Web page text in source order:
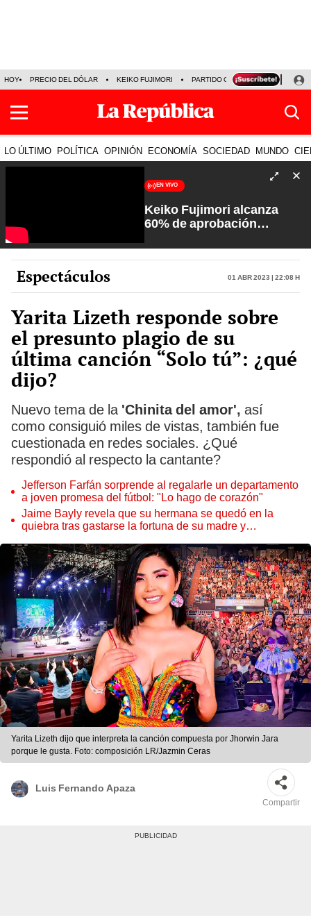
HOY PRECIO DEL DÓLAR KEIKO FUJIMORI PARTIDO OBRAS ARMONÍA 10
LO ÚLTIMO POLÍTICA OPINIÓN ECONOMÍA SOCIEDAD MUNDO
EN VIVO
Keiko Fujimori alcanza
60% de aprobación
Rosa María Palacios
Espectáculos 01 Abr 2023 | 22:08 h
Yarita Lizeth responde sobre
el presunto plagio de su
última canción “Solo tú”: ¿qué
dijo?
Nuevo tema de la 'Chinita del amor', así
como consiguió miles de vistas, también fue
cuestionada en redes sociales. ¿Qué
respondió al respecto la cantante?
Jefferson Farfán sorprende al regalarle un departamento
a joven promesa del fútbol: "Lo hago de corazón"
Jaime Bayly revela que su hermana se quedó en la
quiebra tras gastarse la fortuna de su madre y
Yarita Lizeth dijo que interpreta la canción compuesta por Jhorwin Jara
porque le gusta. Foto: composición LR/Jazmin Ceras
Luis Fernando Apaza
Compartir